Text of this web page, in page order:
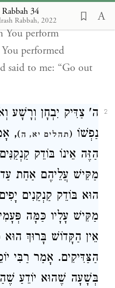
34
Rabbah, 2022
will crown You
You perform
performed
said to me: “Go out
2
ה' צַדִּיק יִבְחָן וְרָשָׁע
נַפְשׁוֹ (תהלים יא, ה)
,
הַזֶּה אֵינוֹ בּוֹדֵק
מַקִּישׁ עֲלֵיהֶם אַחַת
הוּא בּוֹדֵק קַנְקַנִים
מַקִּישׁ עָלָיו כַּמָּה
אֵין הַקָּדוֹשׁ בָּרוּךְ
הַצַּדִּיקִים. אָמַר רַבִּי
בְּשָׁעָה שֶׁהוּא יוֹדֵעַ